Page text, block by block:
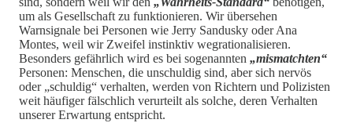
um als Gesellschaft zu funktionieren. Wir übersehen
Warnsignale bei Personen wie Jerry Sandusky oder Ana
Montes, weil wir Zweifel instinktiv wegrationalisieren.
Besonders gefährlich wird es bei sogenannten „mismatchten“
Personen: Menschen, die unschuldig sind, aber sich nervös
oder „schuldig“ verhalten, werden von Richtern und Polizisten
weit häufiger fälschlich verurteilt als solche, deren Verhalten
unserer Erwartung entspricht.